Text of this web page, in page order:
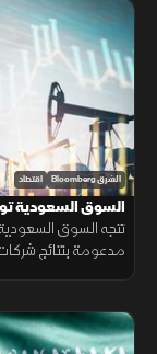
الشرق Bloomberg اقتصاد
السوق السعودية
تتجه السوق
مدعومة بنتائج